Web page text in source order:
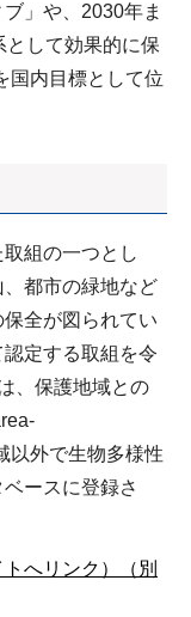
」や、2030年ま
して効果的に保
国内目標として位
組の一つとし
都市の緑地など
保全が図られてい
定する取組を令
、保護地域との
以外で生物多様性
ースに登録さ
へリンク）（別